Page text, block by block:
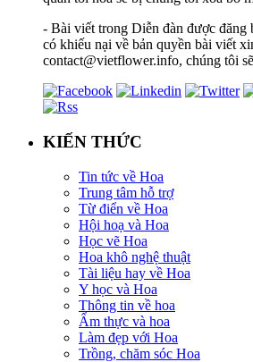
- Bài viết trong Diễn đàn được đăng
có khiếu nại về bản quyền bài viết
contact@vietflower.info, chúng tôi
KIẾN THỨC
Tin tức về Hoa
Trung tâm hỗ trợ
Từ điển về Hoa
Hội hoạ và Hoa
Học vẽ Hoa
Hoa khô nghệ thuật
Tài liệu hay về Hoa
Y học và Hoa
Thông tin về hoa
Ẩm thực và hoa
Làm đẹp với Hoa
Trồng, chăm sóc Hoa